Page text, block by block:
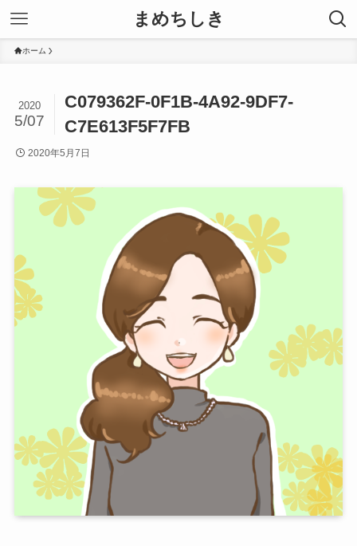
まめちしき
ホーム
C079362F-0F1B-4A92-9DF7-
C7E613F5F7FB
2020
5/07
2020年5月7日